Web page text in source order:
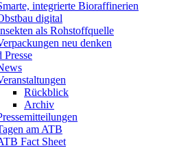
integrierte Bioraffinerien
digital
als Rohstoffquelle
neu denken
Presse
Rückblick
Archiv
am ATB
Fact Sheet